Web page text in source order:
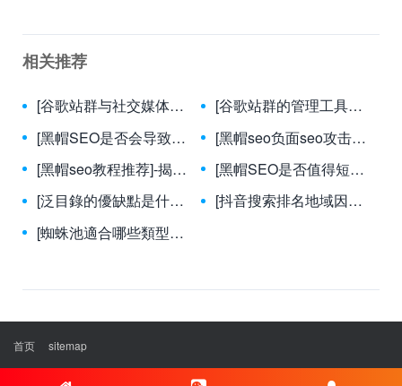
相关推荐
[谷歌站群与社交媒体如何结合？]-谷歌站群与社交媒体整合策略：提升流量与品牌影响力的终极指南
[谷歌站群的管理工具有哪些？]-全面解析谷歌站群必备管理工具及实战策略
[黑帽SEO是否会导致搜索引擎不信任网站？]-黑帽SEO如何引发搜索引擎信任危机及其长期后果
[黑帽seo负面seo攻击方法]-揭秘黑帽SEO与负面SEO攻击：防御策略全解析
[黑帽seo教程推荐]-揭秘黑帽SEO教程风险与正规优化替代方案
[黑帽SEO是否值得短期收益？]-黑帽SEO的短期诱惑与长期风险：是否值得冒险？
[泛目錄的優缺點是什麼？]-深入解析泛目錄的優勢與潛在風險
[抖音搜索排名地域因素如何影響？]-解構地域性對抖音搜尋排序的關鍵影響力
[蜘蛛池適合哪些類型的網站使用？]-蜘蛛池適用網站類型全解析，提升SEO效果必看指南
首页 sitemap
Copyright © 2012-2025 烟雨黑帽SEO工作室